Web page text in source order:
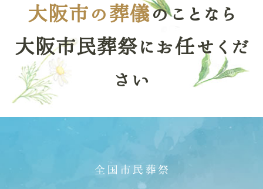
大阪市の葬儀のことなら
大阪市民葬祭にお任せくだ
さい